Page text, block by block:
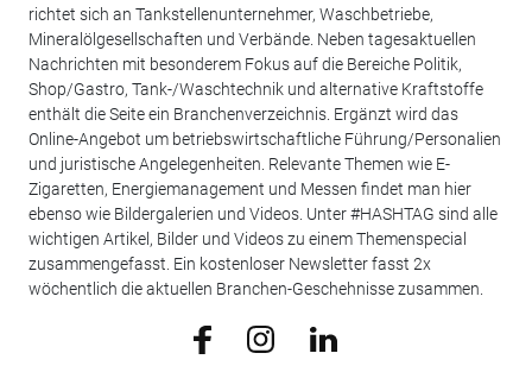
richtet sich an Tankstellenunternehmer, Waschbetriebe,
Mineralölgesellschaften und Verbände. Neben tagesaktuellen
Nachrichten mit besonderem Fokus auf die Bereiche Politik,
Shop/Gastro, Tank-/Waschtechnik und alternative Kraftstoffe
enthält die Seite ein Branchenverzeichnis. Ergänzt wird das
Online-Angebot um betriebswirtschaftliche Führung/Personalien
und juristische Angelegenheiten. Relevante Themen wie E-
Zigaretten, Energiemanagement und Messen findet man hier
ebenso wie Bildergalerien und Videos. Unter #HASHTAG sind alle
wichtigen Artikel, Bilder und Videos zu einem Themenspecial
zusammengefasst. Ein kostenloser Newsletter fasst 2x
wöchentlich die aktuellen Branchen-Geschehnisse zusammen.